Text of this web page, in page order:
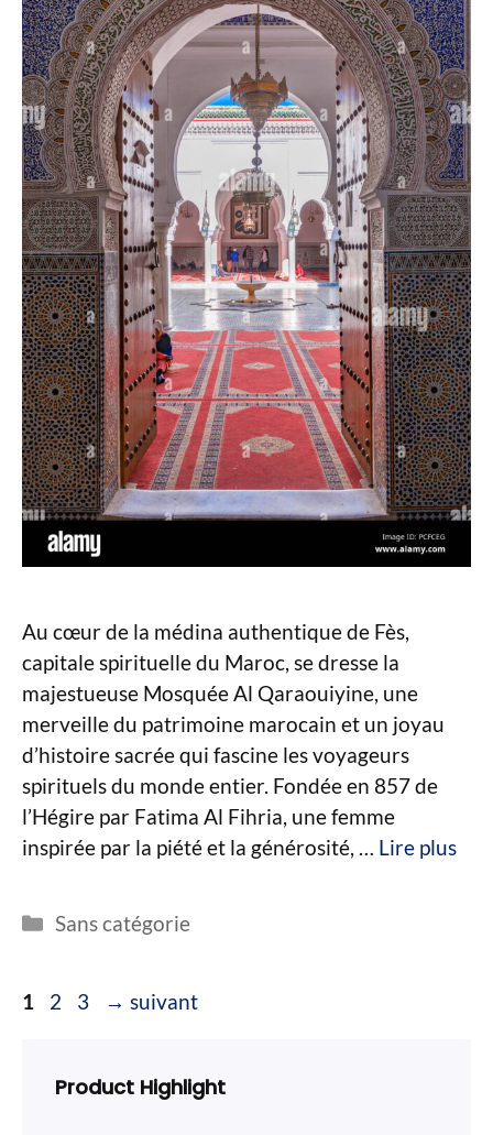
Au cœur de la médina authentique de Fès,
capitale spirituelle du Maroc, se dresse la
majestueuse Mosquée Al Qaraouiyine, une
merveille du patrimoine marocain et un joyau
d’histoire sacrée qui fascine les voyageurs
spirituels du monde entier. Fondée en 857 de
l’Hégire par Fatima Al Fihria, une femme
inspirée par la piété et la générosité, … Lire plus
Catégories
Sans catégorie
Page
1 Page
2 Page
3 → suivant
Product Highlight